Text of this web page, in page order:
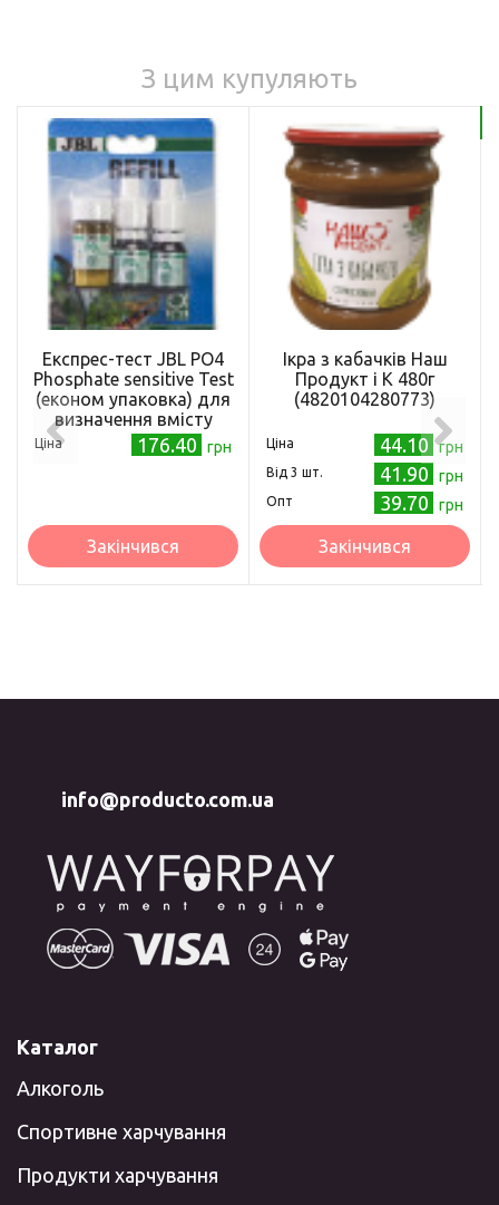
З цим купуляють
Експрес-тест JBL PO4
Phosphate sensitive Test
(економ упаковка) для
визначення вмісту
фосфатів
Ціна 176.40 грн
Закінчився
Ікра з кабачків Наш
Продукт і К 480г
(4820104280773)
Ціна 44.10 грн
Від 3 шт. 41.90 грн
Опт 39.70 грн
Закінчився
info@producto.com.ua
Каталог
Алкоголь
Спортивне харчування
Продукти харчування